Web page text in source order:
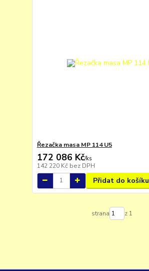
Řezačka masa MP 114 U5
172 086 Kč/ks
142 220 Kč bez DPH
Přidat do košíku
strana z 1